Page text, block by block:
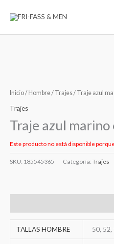
Inicio/ Hombre/ Trajes/ Traje azul
Trajes
Traje azul
Este producto no está disponible
SKU: 185545365 Categoría: Trajes
TALLAS HOMBRE 50, 52,